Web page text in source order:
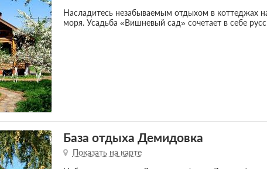
Насладитесь незабываемым отдыхом в коттеджах
моря. Усадьба «Вишневый сад» сочетает в себе
База отдыха Демидовка
Показать на карте